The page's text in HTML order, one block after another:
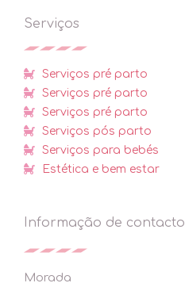
Serviços
Serviços pré parto
Serviços pré parto
Serviços pré parto
Serviços pós parto
Serviços para bebés
Estética e bem estar
Informação de contacto
Morada